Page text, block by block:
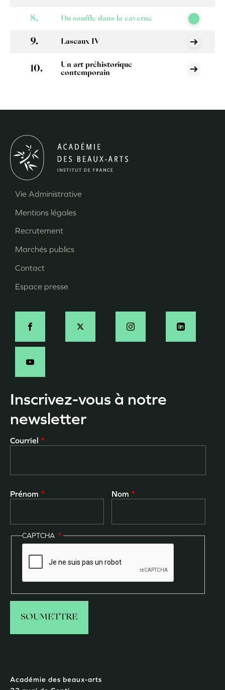
Du souffle dans la caverne
Lascaux IV
Un art préhistorique
contemporain
Pied
de
page
Vie Administrative
Mentions légales
Recrutement
Marchés publics
Contact
Espace presse
Social
Inscrivez-vous à notre
newsletter
Courriel
Prénom Nom
CAPTCHA
Académie des beaux-arts